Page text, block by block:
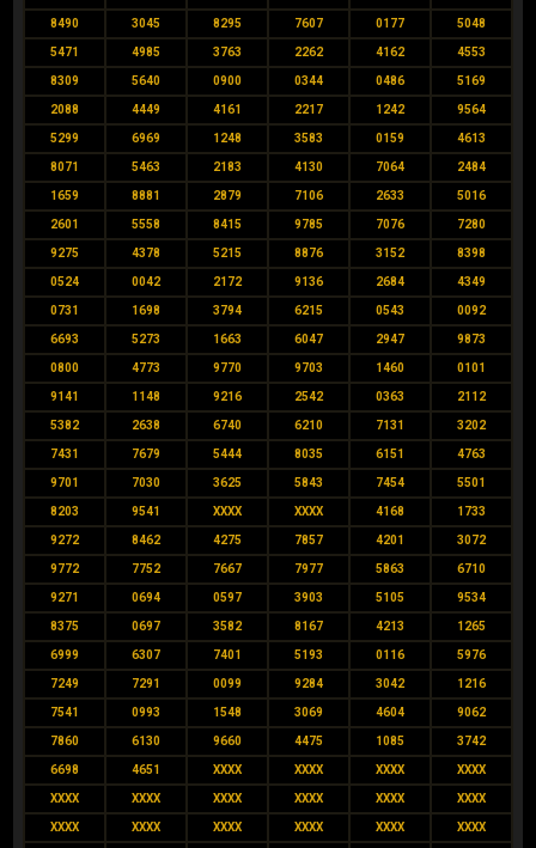
8490 3045 8295 7607 0177 5048
5471 4985 3763 2262 4162 4553
8309 5640 0900 0344 0486 5169
2088 4449 4161 2217 1242 9564
5299 6969 1248 3583 0159 4613
8071 5463 2183 4130 7064 2484
1659 8881 2879 7106 2633 5016
2601 5558 8415 9785 7076 7280
9275 4378 5215 8876 3152 8398
0524 0042 2172 9136 2684 4349
0731 1698 3794 6215 0543 0092
6693 5273 1663 6047 2947 9873
0800 4773 9770 9703 1460 0101
9141 1148 9216 2542 0363 2112
5382 2638 6740 6210 7131 3202
7431 7679 5444 8035 6151 4763
9701 7030 3625 5843 7454 5501
8203 9541 XXXX XXXX 4168 1733
9272 8462 4275 7857 4201 3072
9772 7752 7667 7977 5863 6710
9271 0694 0597 3903 5105 9534
8375 0697 3582 8167 4213 1265
6999 6307 7401 5193 0116 5976
7249 7291 0099 9284 3042 1216
7541 0993 1548 3069 4604 9062
7860 6130 9660 4475 1085 3742
6698 4651 XXXX XXXX XXXX XXXX
XXXX XXXX XXXX XXXX XXXX XXXX
XXXX XXXX XXXX XXXX XXXX XXXX